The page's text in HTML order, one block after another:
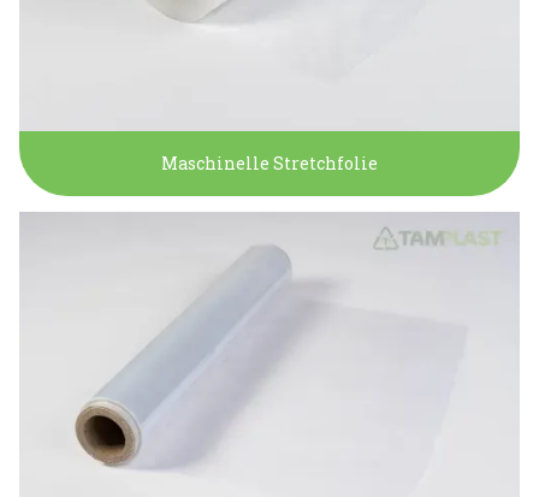
Maschinelle Stretchfolie